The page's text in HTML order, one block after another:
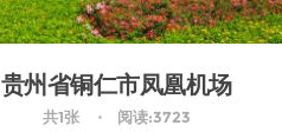
贵州省铜仁市凤凰机场
共1张 阅读:3723